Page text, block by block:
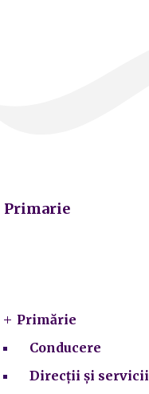
Primarie
Primărie
Conducere
Direcții și servicii